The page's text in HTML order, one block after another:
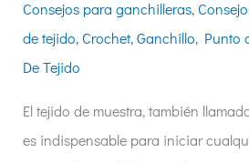
Consejos para ganchilleras,
de tejido,Crochet,Ganchillo, Punto
De Tejido
El tejido de muestra, también
es indispensable para iniciar